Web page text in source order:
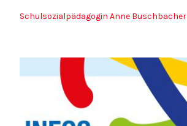
Schulsozialpädagogin Anne Buschbacher